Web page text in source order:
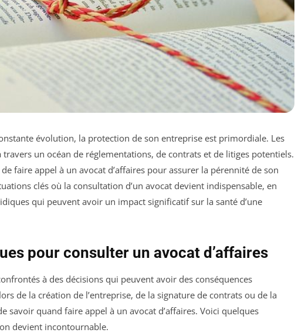
évolution, la protection de son entreprise est primordiale. Les
un océan de réglementations, de contrats et de litiges potentiels.
faire appel à un avocat d’affaires pour assurer la pérennité de son
clés où la consultation d’un avocat devient indispensable, en
qui peuvent avoir un impact significatif sur la santé d’une
pour consulter un avocat d’affaires
à des décisions qui peuvent avoir des conséquences
de la création de l’entreprise, de la signature de contrats ou de la
savoir quand faire appel à un avocat d’affaires. Voici quelques
devient incontournable.